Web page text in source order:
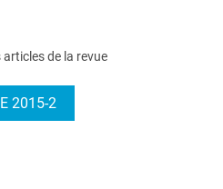
de la revue
2015-2